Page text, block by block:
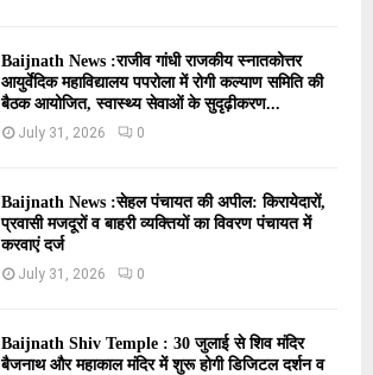
Baijnath News :राजीव गांधी राजकीय स्नातकोत्तर
आयुर्वेदिक महाविद्यालय पपरोला में रोगी कल्याण समिति की
बैठक आयोजित, स्वास्थ्य सेवाओं के सुदृढ़ीकरण...
July 31, 2026 0
Baijnath News :सेहल पंचायत की अपील: किरायेदारों,
प्रवासी मजदूरों व बाहरी व्यक्तियों का विवरण पंचायत में
करवाएं दर्ज
July 31, 2026 0
Baijnath Shiv Temple : 30 जुलाई से शिव मंदिर
बैजनाथ और महाकाल मंदिर में शुरू होगी डिजिटल दर्शन व